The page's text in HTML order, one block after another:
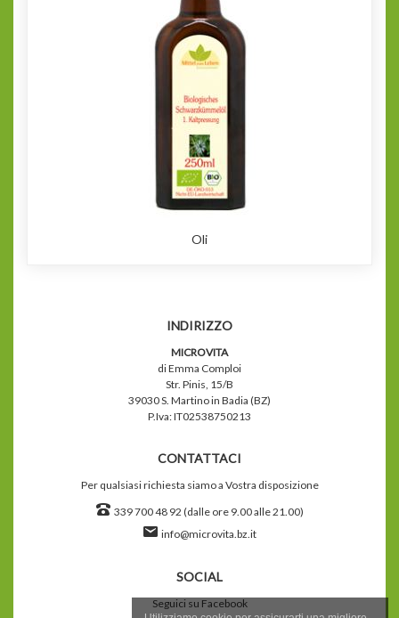
Oli
INDIRIZZO
MICROVITA
di Emma Comploi
Str. Pinis, 15/B
39030 S. Martino in Badia (BZ)
P.Iva: IT02538750213
CONTATTACI
Per qualsiasi richiesta siamo a Vostra disposizione
339 700 48 92 (dalle ore 9.00 alle 21.00)
info@microvita.bz.it
SOCIAL
Seguici su Facebook